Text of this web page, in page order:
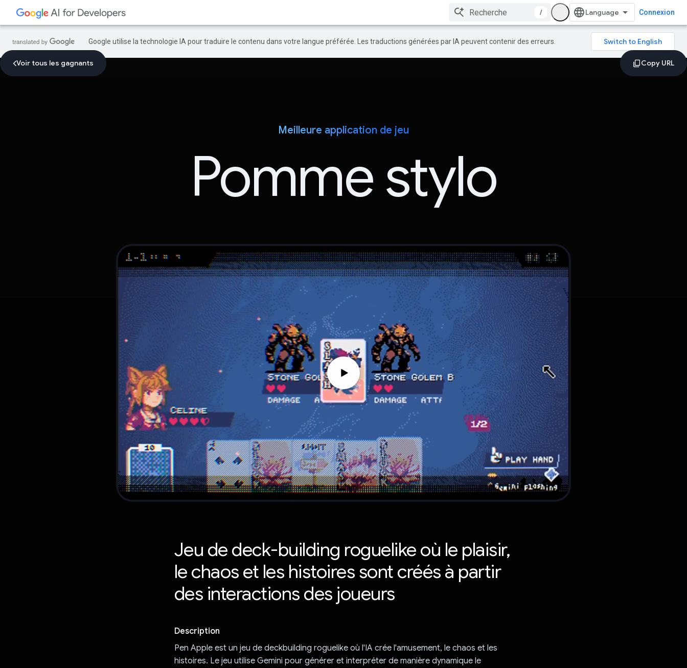
/ Connexion
Google utilise la technologie IA pour traduire le contenu dans votre langue préférée. Les traductions générées par IA peuvent contenir des erreurs.
Voir tous les gagnants
Meilleure application de jeu
Pomme stylo
Jeu de deck-building roguelike où le plaisir,
le chaos et les histoires sont créés à partir
des interactions des joueurs
Description
Pen Apple est un jeu de deckbuilding roguelike où l'IA crée l'amusement, le chaos et les
histoires. Le jeu utilise Gemini pour générer et interpréter de manière dynamique le